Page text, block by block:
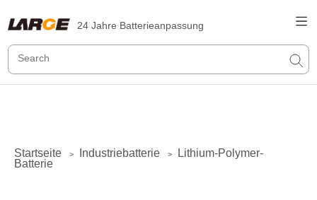
24 Jahre Batterieanpassung
Startseite > Industriebatterie >
Lithium-Polymer-
Batterie